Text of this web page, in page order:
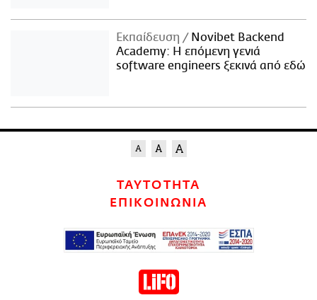
Εκπαίδευση
Novibet Backend
Academy: Η επόμενη γενιά
software engineers ξεκινά από εδώ
ΤΑΥΤΟΤΗΤΑ
ΕΠΙΚΟΙΝΩΝΙΑ